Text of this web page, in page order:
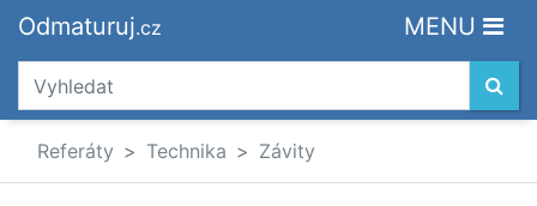
Odmaturuj.cz MENU
Referáty Technika Závity